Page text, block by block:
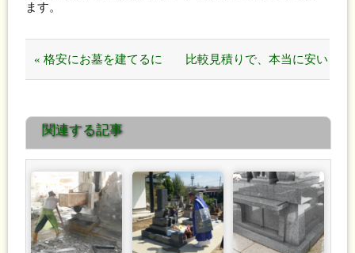
ます。
« 格安にお墓を建てるに 比較見積りで、本当に安い
関連する記事